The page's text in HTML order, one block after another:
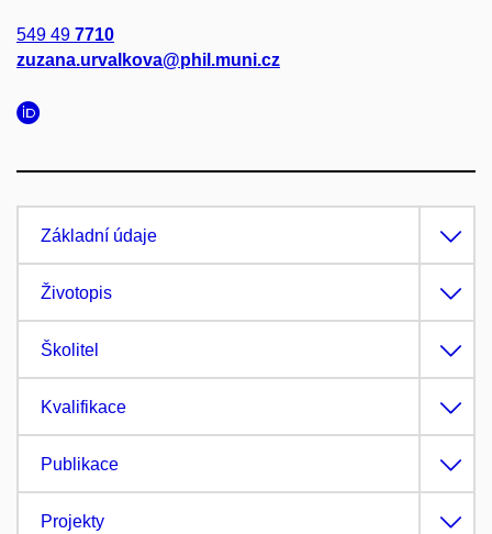
549 49 7710
zuzana.urvalkova@phil.muni.cz
Základní údaje
Životopis
Školitel
Kvalifikace
Publikace
Projekty